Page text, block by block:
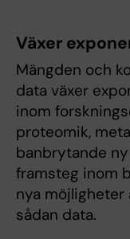
Växer
Mängden och
data växer
inom
proteomik,
banbrytande
framsteg inom
nya möjligheter
sådan data.